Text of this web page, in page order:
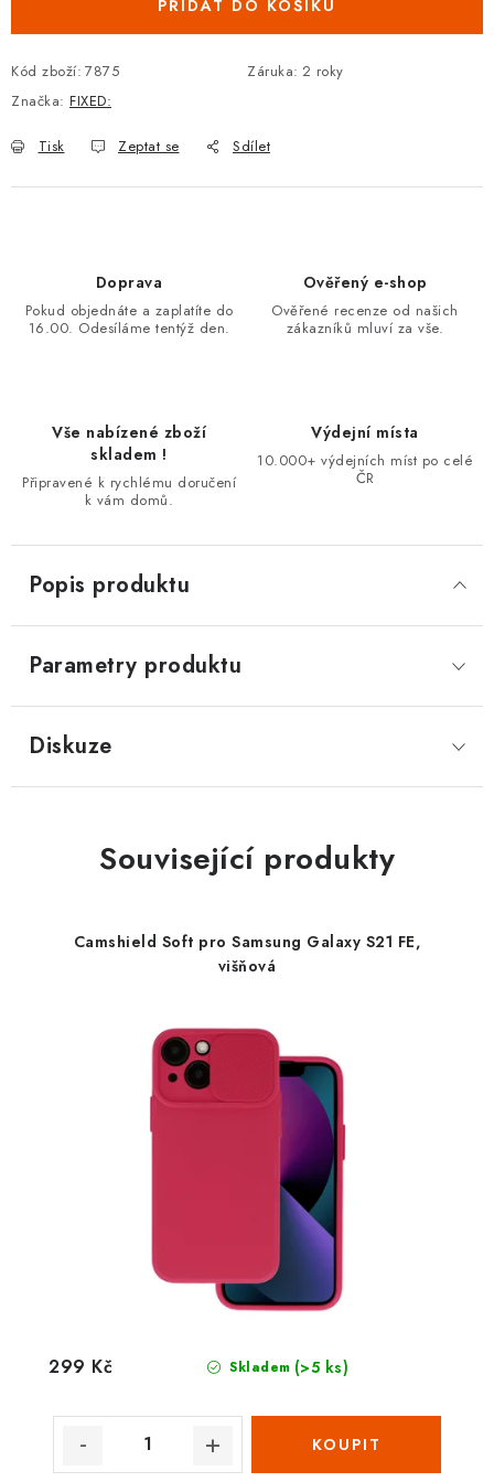
PŘIDAT DO KOŠÍKU
Kód zboží: 7875 Záruka: 2 roky
Značka: FIXED:
Tisk Zeptat se Sdílet
Doprava
Pokud objednáte a zaplatíte do
16.00. Odesíláme tentýž den.
Ověřený e-shop
Ověřené recenze od našich
zákazníků mluví za vše.
Vše nabízené zboží
skladem !
Připravené k rychlému doručení
k vám domů.
Výdejní místa
10.000+ výdejních míst po celé
ČR
Popis produktu
Parametry produktu
Diskuze
Související produkty
Camshield Soft pro Samsung Galaxy S21 FE,
višňová
Skladem (>5 ks)
299 Kč